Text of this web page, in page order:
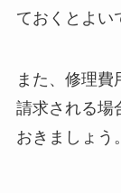
ておくとよい
また、修理
請求される場
おきましょう。